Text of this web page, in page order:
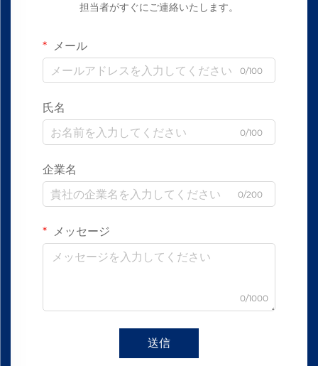
担当者がすぐにご連絡いたします。
メール
0/100
氏名
0/100
企業名
0/200
メッセージ
0/1000
送信